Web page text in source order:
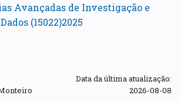
Avançadas de Investigação e
(15022)2025
Data da última atualização:
2026-08-08